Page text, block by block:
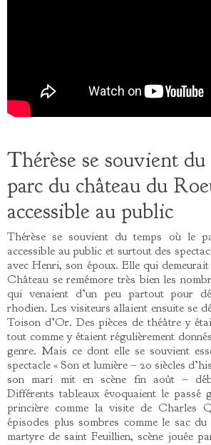
Thérèse se souvient
parc du château du
accessible au public
Thérèse se souvient du temps où le
accessible au public et surtout des
avec Henri, son époux. Elle qui
Château se remémore très bien les
qui venaient d’un peu partout pour
rhodien. Les visiteurs allaient ensuite se
Toison d’Or. Des pièces de théâtre y
tout comme y étaient régulièrement
genre. Mais ce dont elle se souvient
spectacle « Son et lumière – 20 siècles
son mari mit en scène fin août –
Différents tableaux évoquaient le passé
princière comme la visite de Charles
épisodes plus sombres comme le sac du
martyre de saint Feuillien, scène jouée